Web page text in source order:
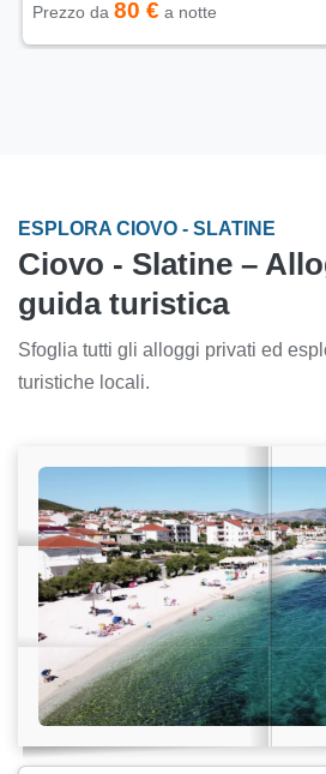
Prezzo da80 €a notte
ESPLORA CIOVO - SLATINE
Ciovo - Slatine –
guida turistica
Sfoglia tutti gli alloggi privati ed
turistiche locali.